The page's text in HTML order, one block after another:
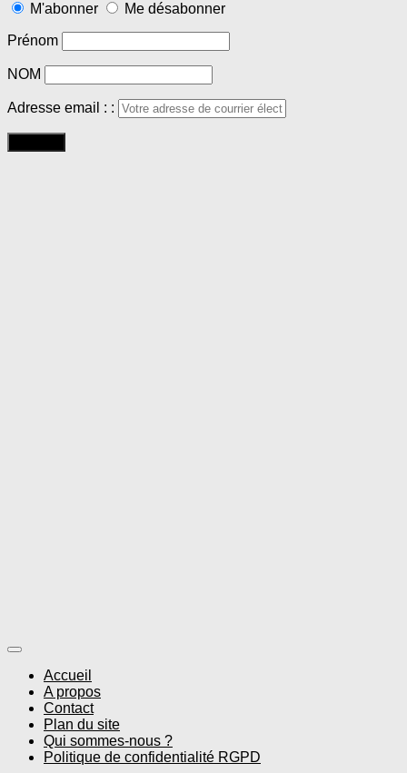
M'abonner Me désabonner
Prénom
NOM
Adresse email : :
Accueil
A propos
Contact
Plan du site
Qui sommes-nous ?
Politique de confidentialité RGPD